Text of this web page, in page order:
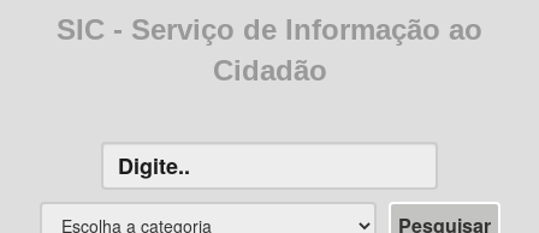
SIC - Serviço de Informação ao
Cidadão